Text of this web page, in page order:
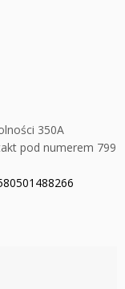
350A
pod numerem 799